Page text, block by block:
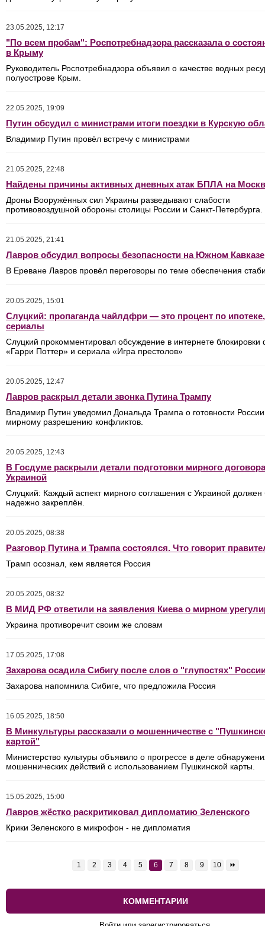
23.05.2025, 12:17
"По всем пробам": Роспотребнадзора рассказала о
в Крыму
Руководитель Роспотребнадзора объявил о качестве водных
полуострове Крым.
22.05.2025, 19:09
Путин обсудил с министрами итоги поездки в Курскую
Владимир Путин провёл встречу с министрами
21.05.2025, 22:48
Найдены причины активных дневных атак БПЛА на
Дроны Вооружённых сил Украины разведывают слабости
противовоздушной обороны столицы России и Санкт-Петербурга.
21.05.2025, 21:41
Лавров обсудил вопросы безопасности на Южном Кавказе
В Ереване Лавров провёл переговоры по теме обеспечения
20.05.2025, 15:01
Слуцкий: пропаганда чайлдфри — это процент по
сериалы
Слуцкий прокомментировал обсуждение в интернете
«Гарри Поттер» и сериала «Игра престолов»
20.05.2025, 12:47
Лавров раскрыл детали звонка Путина Трампу
Владимир Путин уведомил Дональда Трампа о готовности России
мирному разрешению конфликтов.
20.05.2025, 12:43
В Госдуме раскрыли детали подготовки мирного
Украиной
Слуцкий: Каждый аспект мирного соглашения с Украиной должен
надежно закреплён.
20.05.2025, 08:38
Разговор Путина и Трампа состоялся. Что говорит
Трамп осознал, кем является Россия
20.05.2025, 08:32
В МИД РФ ответили на заявления Киева о мирном
Украина противоречит своим же словам
17.05.2025, 17:08
Захарова осадила Сибигу после слов о "глупостях"
Захарова напомнила Сибиге, что предложила Россия
16.05.2025, 18:50
В Минкультуры рассказали о мошенничестве с
картой"
Министерство культуры объявило о прогрессе в деле
мошеннических действий с использованием Пушкинской карты.
15.05.2025, 15:00
Лавров жёстко раскритиковал дипломатию Зеленского
Крики Зеленского в микрофон - не дипломатия
1 2 3 4 5 6 7 8 9 10 ⏩
КОММЕНТАРИИ